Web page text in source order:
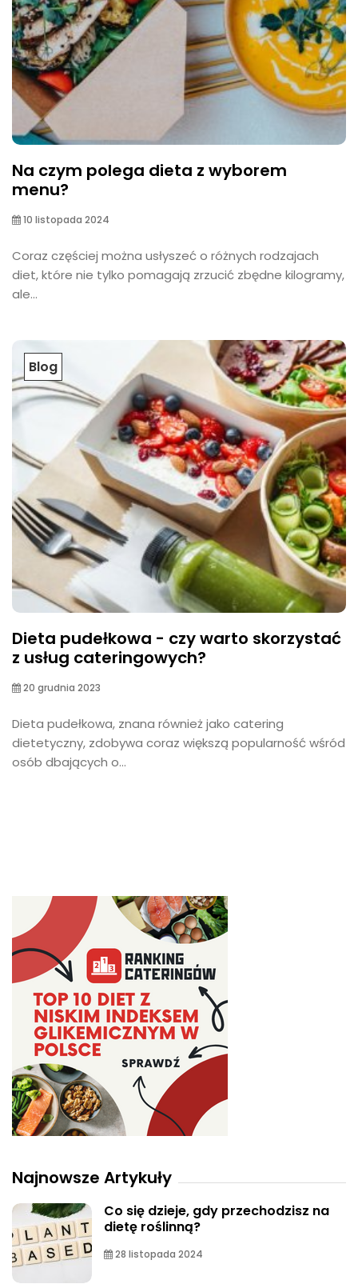
Na czym polega dieta z wyborem
menu?
10 listopada 2024
Coraz częściej można usłyszeć o różnych rodzajach
diet, które nie tylko pomagają zrzucić zbędne kilogramy,
ale...
Blog
Dieta pudełkowa - czy warto skorzystać
z usług cateringowych?
20 grudnia 2023
Dieta pudełkowa, znana również jako catering
dietetyczny, zdobywa coraz większą popularność wśród
osób dbających o...
Najnowsze Artykuły
Co się dzieje, gdy przechodzisz na
dietę roślinną?
28 listopada 2024